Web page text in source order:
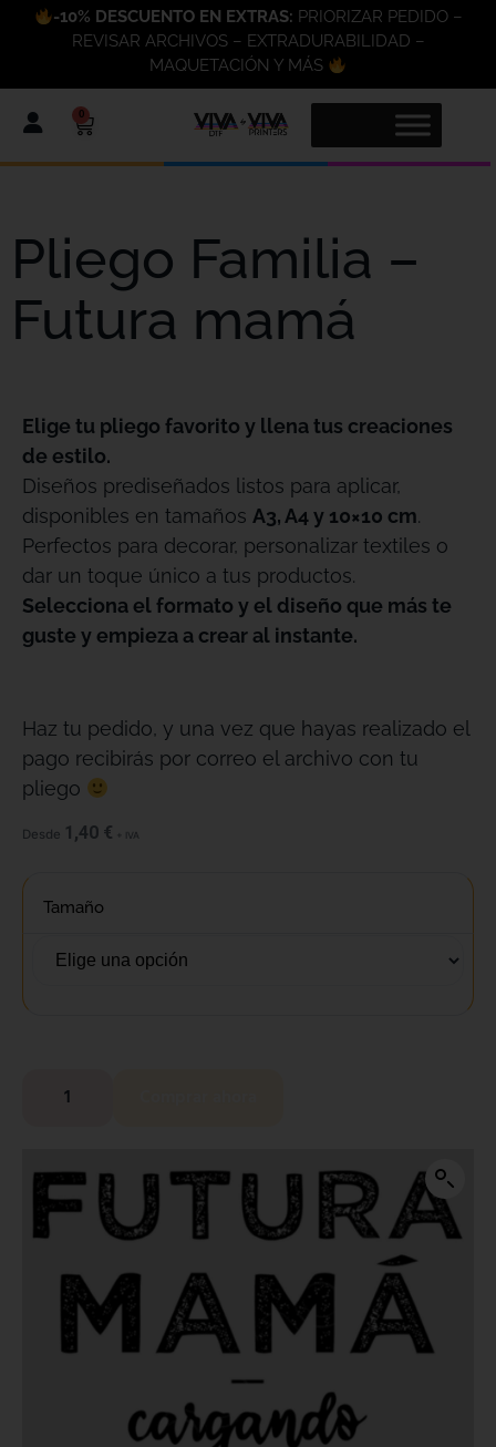
-10% DESCUENTO EN EXTRAS: PRIORIZAR PEDIDO –
REVISAR ARCHIVOS – EXTRADURABILIDAD –
MAQUETACIÓN Y MÁS
0
Pliego Familia –
Futura mamá
Elige tu pliego favorito y llena tus creaciones
de estilo.
Diseños prediseñados listos para aplicar,
disponibles en tamaños A3, A4 y 10×10 cm.
Perfectos para decorar, personalizar textiles o
dar un toque único a tus productos.
Selecciona el formato y el diseño que más te
guste y empieza a crear al instante.
Haz tu pedido, y una vez que hayas realizado el
pago recibirás por correo el archivo con tu
pliego
Desde 1,40 € + IVA
Tamaño